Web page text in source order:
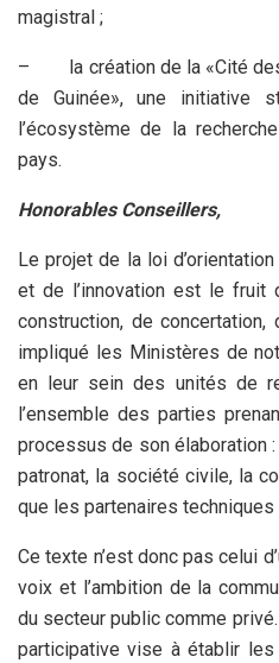
magistral ;
–
la création de la «Cité
de Guinée», une initiative
l’écosystème de la
pays.
Honorables Conseillers,
Le projet de la loi
et de l’innovation est le fruit
construction, de concertation,
impliqué les Ministères de
en leur sein des unités de
l’ensemble des parties
processus de son élaboration
patronat, la société civile, la
que les partenaires
Ce texte n’est donc pas celui
voix et l’ambition de la
du secteur public comme
participative vise à établir les